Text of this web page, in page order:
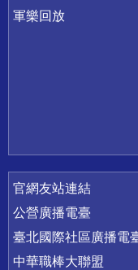
軍樂回放
官網友站連結
公營廣播電臺
臺北國際社區廣播電
中華職棒大聯盟